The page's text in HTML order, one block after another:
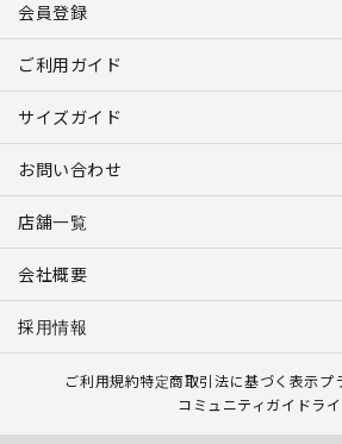
会員登録
ご利用ガイド
サイズガイド
お問い合わせ
店舗一覧
会社概要
採用情報
ご利用規約特定商取引法に基づく表示プ
コミュニティガイドラ